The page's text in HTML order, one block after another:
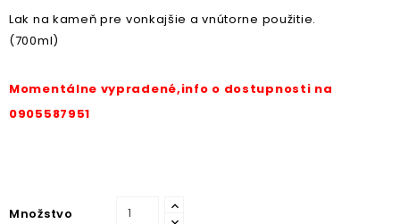
Lak na kameň pre vonkajšie a vnútorne použitie.
(700ml)
Momentálne vypradené,info o dostupnosti na
0905587951
Množstvo